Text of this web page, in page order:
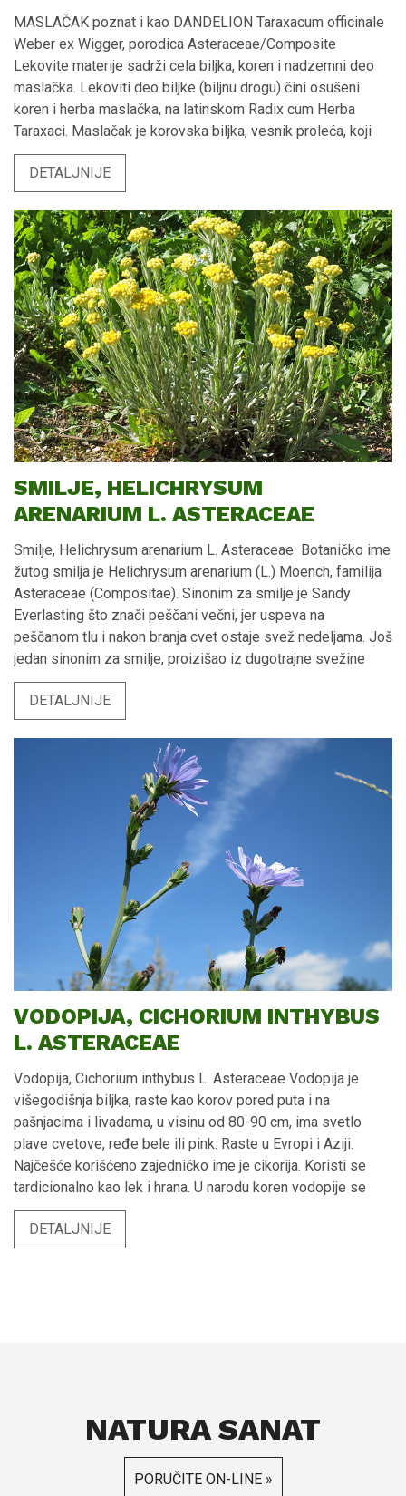
MASLAČAK poznat i kao DANDELION Taraxacum officinale Weber ex Wigger, porodica Asteraceae/Composite Lekovite materije sadrži cela biljka, koren i nadzemni deo maslačka. Lekoviti deo biljke (biljnu drogu) čini osušeni koren i herba maslačka, na latinskom Radix cum Herba Taraxaci. Maslačak je korovska biljka, vesnik proleća, koji stidljivo viri iz zemlje sa prvim suncem posle duge i hladne zime. Zbog svog prelepog žutog cveta, nalik suncu i okrenutom ka suncu, maslačak ne može ostati neprimećen, izaziva osmeh na licu i radost u duši. Maslačak je zeljasta biljka, vretenastog korena sa prizemnim nazubljenim listovima raspoređenim u obliku rozete i cevastom stabljikom na čijem se vrhu nalazi jarko žuti cvet okruglog oblika. Čitava biljka sadrži mlečni sok, emulziju belančevina i smole. Ovakvom obliku listova, maslačak duguje ime na engleskom dandelion, ili na francuskom dents-de-lion, što znači lavlji zubi. Koren je konusnog izgleda, često zakrivljen, koji se sužava, spolja braon boje. Koren glavni je braon ili žućkasto-bele boje. Listovi su bazalni. List je zelenkaste ili tamno zelene boje. Cvet je jarko žute ili bledo-žute boje. Maslačak je tradicionalna lekovita biljka za lečenje različitih poremećaja kao što su oboljenja jetre, poremećaji žučne kese, poremećaji digestivnog trakta, artritis, reumatske bolesti, dijabetes, povišene masnoće u krvi, i to zbog svojih anti-lipemik, anti-dijabetik, anti-artritis, anti-reumatik, anti-inflamatornih, anti-tumor, anti-kardioloških i hipoglikemijskih osobina. Evropski narodi biljne preparate Taraxaci radix cum herba tradicionalno koriste za ublažavanje simptoma vezanih za blage digestivne poremećaje kao što su osećaj punoće, nadimanje, sporo varenje, ili za povećanje količine urina radi postizanja efekta ispiranja, kao pomoćnog sredstva kod blažih urinarnih poremećaja. U tradicionalnoj Kineskoj medicini maslačak je označen kao neotrovna biljka sa posebnim vrednostima zbog njegovih holeretik (podstiče lučenje žuči), diuretik, antireumatik i antiinflamatornih osobina. U Kineskoj narodnoj medicini, maslačak se koristi kod akutnog mastitisa, urinarnih oboljenja i agalaktije, a u Indijskoj još i za lečenje hroničnih ulcera, tuberkuloze, nadutosti, žutice i kamena u žučnoj kesici. Koren maslačka pokazuje aktivnosti probiotika koje pomažu kod gastrointestinalnih poremećaja. Primena ekstrakta korena maslačka opravdana je kod bolova u želudcu, infekcija urinarnog trakta, nekih oboljenja jetre i žučne kesice. U narodnoj medicini, ekstrakt korena maslačka uzima se kod poremećaja protoka žuči, inflamacija u regionu eferentnog urinarnog trakta i dispepsije – bolova u želudcu. Takođe, kod hemoroida, kongestije portalnog sistema, gihta, reumatskih oboljenja, ekcema i drugih kožnih oboljenja. Lekovite materije maslačak imaju diuretički efekat i koristi se kao preventiva bubrežnog kamenca. Za izradu lekovitih preparat uglavnom se koristi usitnjeni osušeni koren maslačka sa herbom (nadzemni deo), sakupljen u proleće ili jesen, u vreme cvetanja biljke. Biljna droga je slabo gorkog ukusa. Koren i herba maslačka - Radix cum herba Taraxaci officinale Weber ex Wigg., (Dandelion root with herb), Asteraceae / Compositae Tradicionalna upotreba čaja korena sa herbom maslačka Priprema 1 šolje čaja (pojedinačna doza): Čaj dekokta: 3-4 g korena i herbe maslačka, preliti sa 200 mL ključale vode i ostaviti da stoji dok se ne prohladi. Čaj infuza: 4-10 g maslačka dodati u 200 mL vode i kuvati 10 minuta. Čaj maslačka kao dekokta ili infuza piti 3 puta dnevno. Tradicionalna primena čaja maslačka: Za stimulaciju sekrecije i protoka žuči Za stimulacija diureze - rada bubrega Protiv bolova u želudcu - kod dispepsije Lekovite materije biljne droge koren sa herbom maslačka – Materia medica Taraxacum officinale, radix cum herba Najvažnije bioaktivne materije dandeliona su flavanoidi kvercetin, hlorogenska kiselina, cikorijska kiselina, taraxasterol i seskviterpenski laktoni. Fitotosterol Taraxasterol glavna je lekovita materija maslačka i nalazi se u korenu biljke. Pokazuje osobine anti-hiperglikemika (smanjuje šećer) i anti-inflamatatora (protivupalno dejstvo). Seskviterpenski laktoni Tetrahidroridentin B, iz korena maslačka, pokazuje anti-inflamatorne i anti-mikrobne osobine. Polifenolne kiseline Kafeina kiselina, Horogenska kiselina, Kafeoilhina kiselina pokazuju anti-hiperholesterol osobine (smanjuju holetserol), anti-oksidativne i imunostimulatorne aktivnosti. Nalaze se u cvetu, listu, stabljici i korenu maslačka. Fenolna kiselina Cikorijska kiselina, jaki je antioksidans, sprečava agregaciju trombocita. Favonoidi Luteolin i njegov glikozid Luteolin 7-O-glucoside su antioksidansi. Sadrži ga cvet maslačka. Pored njega flavonoidi maslačka su umbelliferon skopoletin, esculetin. Seskviterpenski laktoni Taraxinic acid-β-D-glucopyranoside, (koren, list, stabljika), pokazuje anti-inflamatorne, anti-hiperglikemijske i anti-mikrobne osobine. Kvercetin (Quercetin) (flavonoid) jak je antioksidans, poboljšava mentalne aktivnosti. Štiti kardiovaskularni sitem od ateroskleroze. Nalazi se u korenu maslačka. Kemferol, fitomaterija iz grupe flavonoida pomaže zdravlju pankreasa. Nekoliko flavonoida ukjlučujući kvercetin, kafeina i hlorogensku kiselinu, luteolin i luteolin-7-glukozid izolovani su iz dandeliona (maslačka). Inulin, iz korena maslačka, pokazuje hipoglikemijske osobine. DEJSTVO MASLAČKA Brojni su publikovani naučni radovi koji dokazuju opravdanost primene ekstrakta maslačka kod masne jetre hiperlipidemije (povišenih masnoća u krvi) ateroskleroze (suženja krvnih sudova) šećerne bolesti digestivnih poremećaja MASLAČAK POMAŽE KOD MASNE JETRE (HEPATIČKA STEATOZA) Ekstrakt maslačka značajno redukuje taloženje lipida (masti) u jetri. Naučno je dokazan protektivni efekat ekstrakta maslačka kod visoko-masnom hranom izazvane steatoze jetre. Ekstrakt maslačka značajno smanjuje nivo triglicerida i ukupnog holesterola, insulina i nivo glukoze u serumu. Mehanizam dejstva objašnjen je kroz povećan nivo enzima AMP piruvat kinaze u jetri i mišićima. Preko povećane aktivnosti AMP piruvat kinaze pojačana je mišićna( funkcija i funkcije jetre čime ekstrakt maslačka signifikatno redukuje akumulaciju lipida u jetri. Nealkoholna masna jetra (NAFLD) je metabolički sindrom karakterističan po abnormalnim lipidnim formacijama u hepatocitima, bez preteranog unosa alkohola. NAFLD se vezuje za gojaznost i poremećaj ishrane. Primarni problem NAFLD je poremećaj metabolizma glukoze, poremećaj imunog odgovora, inflamatorni odgovor i insulin rezistencija koja proizvodi povišenu lipogenezu (stvaranje) slobodnih masnih kiselina i akumulaciju masti u hepatocitima. Pojačan unos masne hrane povećava koncentraciju slobodnih masnih kiselina u krvi što dovodi do povećane proizvodnje triglicerida koji se taložeu jetri. Lipidna akumulacija u jetri izaziva bolest poznatu kao steatoza ili masna jetra. Nakon unosa ekstrakta dandeliona (maslačka) smanjene su vrednosti enzima jetre transaminaza (AST, ALT, GGT), koji su inače laboratorijski parametar za poremećaj jetrinih funkcija, uključujući i steatozu. EKSTRAKT MASLAČKA PROTIV GOJAZNOSTI Ekstrakt maslačka dovodi do gubljenja kilograma, smanjuje telesnu masu. MASLAČAK POMAŽE KOD ATEROSKLEROZE – SUŽENJA KRVNIH SUDOVA Naučno je dokazan protektivni efekat ekstrakta dandelion lista i korena na razvoj ateroskleroze evaluacijom odgovora antioksidativnih enzima i lipidnog profila nakon lečenja ekstraktom maslačka. Utvrđen je hipolipidemijski i antioksidativni efekat. Ekstrakt korena i lista maslačka štite od oksidativnog stresa povezanog sa aterosklerozom i smanjuju aterogeni index. Ekstrakt maslačka redukuje stepen (obim) ateroskleroze redukcijom oksidativnog stresa i smanjenjem serum triglicerida, ukupnog holesterola, LDL-holesterola i porastom HDL-holesterola. Maslačak je koristan u prevenciji hiperholesterol ateroskleroze i redukciji aterogenog indexa kao rizičnih faktora za pojavu srčane koronarne bolesti. Prirodni antioksidansi poreklom iz maslačka (kvercetin, taraxasterol, polifenolne kiseline) štite od oksidacije lošeg LDL holesterola. Ekstrakt maslačka doprinosi zdravlju i kroz prevenciju oštećenja organa usled biološke degeneracije. Antioksidansi suprimiraju pojavu i razvoj ateroskleroze i ateroskleroznih lezija – ateroma. Fitomolekule flavonoidi i polifenoli maslačka naučnim i tradicionalnim putem dokazano pokazuju dejstvo antioksidansa. Ove molekule smanjuju nivo holesterola u krvotoku, i plus sa osobinama antioksidansa efikasne su u prevenciji nastanka i razvoja ateroskleroze. Maslačak redukuje razvoj ateroskleroze. Hiperholesterol ateroskleroza povezana je sa porastom nivoa kiseoničnih radikala, koji dokazano produkuju lezije endotela arterija. Lezija endotela arterija kritičan je inicajlni događaj u razvoju ateroskleroze. Maslačak sprečava pojavu lezije na endotelnim ćelijama zida krvnog suda arterije kao posledicu dejstva oksidisanih slobodnih radikala kroz njegove antioksidans osobine. Redukcija stepena ateroskleroze povezuje se i sa osobinama maslačka kao hipolipidemika. Maslačak se upotrebljava u narodnoj medicini za lečenje inflamacija (upala) i ateroskleroze. Naučnici su istraživanjima utvrdili uticaj visokomasne hrane na zid aorte. Preteranim unosom masne hrane pojavljuje se tanak sloj masnih naslaga na zidu aorte – ateroskleroznih lezija što je tipično za aterosklerozu. Formiranje ovih ateroskleroznih lezija značajno opada unosom ekstrakta korena ili herbe maslačka. Ekstrakt maslačka sprečava agregaciju trombocita, odnosno sprečava pojavu tromba, pokazuje osobine antikoagulansa i antioksidansa, i time štiti od kardiovaskularnih bolesti. MASLAČAK SMANJUJE HOLESTEROL I TRIGLICERIDE Lečenje ekstraktom dandelion lista i korena rezultiralo je smanjenjem nivoa plazma enzima i vrednosti holesterola i triglicerida u krvi. Ekstrakt prevenira ne samo aterogeni index, koji je prepoznat kao bolji arterosklerozni marker neg
DETALJNIJE
SMILJE, HELICHRYSUM
ARENARIUM L. ASTERACEAE
Smilje, Helichrysum arenarium L. Asteraceae Botaničko ime žutog smilja je Helichrysum arenarium (L.) Moench, familija Asteraceae (Compositae). Sinonim za smilje je Sandy Everlasting što znači peščani večni, jer uspeva na peščanom tlu i nakon branja cvet ostaje svež nedeljama. Još jedan sinonim za smilje, proizišao iz dugotrajne svežine ubranog cveta je Immortelle, što znači besmrtni. U drevnim vremenima Rimski imperatori stavljali su oko glave venac od cvasti smilja kao oreol, zbog dugotrajne svežine i lepote cveta smilja. Smilje je eliksir mladosti i protiv starenja je pa eterično ulje smilja ulazi u sastav anti-age programa. Današnja farmaceutska, kozmetička i industrija parfema jako su zainteresovane za Helichrysum vrste zbog specifičnih aroma i sastava esencijalnih ulja. Kao lek koristi se vrsta Helichrysum arenarium, dok se druga vrsta Helichrysum italicum uglavnom koristi u kozmetičkoj iindustriji i industriji parfema zbog svog kvalitetnog i mirisnog etarskog ulja. Datiraju podaci da se Helichrysum vrsta upotrebljava u narodnoj medicini najmanje 2000 godina. Lekoviti deo smilja (biljnu drogu), čini osušene cvasti smilja, Flores Helichrysi arenarii, sakupljene u fazi pre punog otvaranja cveta. Suši se na sobnoj temperaturi u hladu, na suvom i dobro provetrenom mestu, zaštićeno od vlage. Morfološke karakteristike smilja Smilje je višegodišnja zeljasta biljka visine 20-35 (50) cm. Stabljika je uspravna, belo vunasto dlakava sa mnogo listova. Listovi su celi, sivo pustenasto dlakavi, u donjem delu stabljike duguljasto-lopatičasti, u gornjem linearno-lancetasti. Glavice su sitne, u gustim, terminalnim gronjama. Cvetovi su u zlatnožutim mnogobrojnim korpicama, skupljene u guste metlice. Cvetovi su limun žuti ili zlatnožuti. Smilje raste divlje ili se gaji u stepskim i peščarskim predelima, na peskovitim i suvim mestima. Raste u stepskim i peščarskim predelima Evrope, u podunavskim peščarama severne i istočne Srbije, u Deliblatskoj peščari i na peskovitim i suvim mestima. Najveći snabdevač cvasti smilja je Poljska, Rusija, Ukrajina, Litvanija. Lekovite materije cvasti smilja - Materia Medica Flores Helichrysi arenarii Fitomaterije cvasti smilja dominantno su fenoli i flavonoidi. Flavonoidi su najvažnije lekovite materije cvasti smilja. Sadrži tri vrste flavonoida i to flavanone, flavone i flavonole (naringenin, salipurpozid, izosalipurpozid, luteolin, kemferol, apigenin), ftalide, kumarine (skopoletin, umbeliferon, eskuletin), fitosterole (kampesterol, β-sitosterol), fenolne biljne kiseline kafenu, hlorogensku i ferulnu, derivate piranona (žuto obojeni arenol i homoarenol), polisaharide, karotenoide, tanine. Sadrži malu količinu etarskog ulja gde su glavni sastojci zasićene masne kiseline palmitinska, laurinska i miristinska. Iz grupe terpena etarsko ulje sadrži kariofilene i pinone, heneikozanom, linalol, α-terpineolom, anetolom, timol, karvakrol. Kvalitet cvasti smilja – standardizacija biljne droge cvasti smilja Ruska farmakopeja je postavila standard za kvalitet cvasti smilja koji je uslov za lekovito dejstvo. Meri se količina ukupnih flavonoida kojih cvasti smilja treba da sadrže najmanje 6 %. Primena i dejstvo cvasti smilja Cavsti smilja Helichrysum arenarium poseduju široki raspon farmakoloških aktivnosti kao što su holagog i holeretik, aktivnosti antioksidansa, antimikrobna dejstva, antiaterosklerotična (protiv zakrčenja/suženja arterija), antiproliferativna (protiv rasta ćelija tumora), antidijabetska, neuroprotektivna, antiinflamatorna, citotoksična. Postoje podaci da se u narodnoj medicini cvasti smilja koriste za lečenje poremećaja žučne kese i želuca, cistitisa i artritisa. Cvasti žutog smilja koriste se u narodnoj medicini Evropskih naroda za lečenje bolesti jetre i žučne kese. U narodnoj medicini ekstrakt cvasti smilja Helichrysum arenarium koriste se kao holagog, holeretik, hepatroptektiv i duretik. Cvast smilja podstiče izlučivanje i protok žuči (holagog i holeretik dejstvo), povećava otpornost zida ćelija jetre na toksine i spoljašnje agense (hepatoprotektivno dejstvo). Pokazuje inhibitorno dejstvo na razvoj tumora. Ekstrakt cvasti smilja koristi se kao biljni lek za detoksikaciju organizma. U tradicionalnoj medicini koristi se kao i kao diuretik. Biljna droga sadrži i gorke sastojke koji mogu da unaprede sekreciju želuca i pankreasa. Nalazi primenu i kao spazmolitik - dovodi do opuštanja mišića digestivnog sistema, pomaže kod hroničnog holecistitisa (upala žučne kesice) i grčeva žučne kesice. U narodnoj medicini primena cvasti smilja indikovana je i kod slabog varenja (indigestije). Koristi se kao tradicionalni biljni lek za ublažavanje simptoma blagih digestivnih poremećaja kao što su nadimanje i povećano stvaranje gasova, osećaj punoće. Cvasti smilja se u zvaničnoj medicini koriste u lečenju stomačnih nelagodnosti i bolova (dispepsija). Tradicionalno je u primeni kao biljni antibiotik i kao antifugalni preparat. Dejstva antibiotika su dokazana savremenim naučnim metodama na bakterijama stafilokokama i streptokokama. U Rusiji smilje je od davnina visoko cenjena lekovita biljka za lečenje jetre. Koliko je u Rusiji smilje značajna lekovita biljka za jetru govori činjenica da je Ruska farmakopeja, inače propis o lekovima, kategorisala cvasti smilja kao lek i odobrila ekstrakt cvasti smilja kao lek za lečenje jetre još pre 100 godina. Ekstrakt cvasti smilja upotrebljava se za stimulaciju lučenja žuči pa je pogodan za osobe sa slabim varenjem. Ekstrakt širi žučne kanale i relaksira otvor žučne kese pa je protok i izlučivanje žuči u digestivi sistem veći. Ovo je jedan od načina za ispoljavanje dejtsva detoksikansa cvasti smilja. Žuč sa sobom nosi i toksine. Antioksidans dejstvo cvasti smilja Fitomaterije flavonoidi i fenoli pokazuju antioksidans dejstvo. Cvasti smilja jsu bogate flavonoidima i fenolima. Preventivnim uzimanjem ekstrakta cvasti smilja, sprečava se stvaranje slobodnih radikala u našem organizmu što je antioksidans dejstvo. Preparati cvast smilja neutrališu već nastale reaktivne oksidisane produkte i slobodne radikale i sprčavaju pojavu posledičnih bolesti ili njihov razvoj. Ekstrakt cvasti smilja deluje kao antioksidans, što je dokazano naučnim metodama. Ekstrakt cvasti smilja može da odloži progresiju hronične bolesti kao posledicu formiranja i aktivnosti reaktivnih oksidisanih produkata i slobodnih radikala, kao što su tumor, kancer, ateroskleroza. Flavonoidi i fenolne biljne kiseline cvasti smilja pokazuju antioksidans osobine, što znači da sprečavaju nastanak slobodnih radikala. Pokazuju i antikancerogeno dejstvo jer vrše neutralizaciju nastalih slobodnih radikala u našem organizmu. Citotoksično (antikancerogeno) dejstvo, odnosno neutralizacija slobodnih radikala Helichrysum vrsta dokazano je savremenim naučnim putem. Hvatanje slobodnih radikala ekstrakta Helichrysum vrsta dokazan je eksperimentom na slobodnim radikalima. Utvrđeno je da je sadržaj ukupnih flavonoida u ekstraktu cvasti smilja u obrnutoj korelaciji sa aktivnostima slobodnih radikala, što znači da cvasti smilja momentalno eliminišu slobodne radikale. Citototksično dejstvo ekstrakta cvasti smilja dokazan je na 3 linije humanih kancer ćelija (PC3, HeLa, K562). Citotoksična aktivnost ekstrakta protiv ćelija kancera u pozitivnoj korelaciji je sa njegovom antiradikal aktivnosti. Što je veći sadržaj flavonoida u cvasti smilja to je citotoksično desjtvo i dejstvo antioksidansa veće. Sposbnost otpuštanja protona merilo je primarne antioksidans aktivnosti. Antioksidansi iz cvasti smilja doniraju proton slobodnim radikalima čime ih neutrališu, dajući netoksična jedinjenja i time inhibišu razvojne faze tumora. Flavonoidi iz cvasti smilja (Helichrysum arenarium Fores) su istovremeno i elektron donori i time redukuju oksidisane produkte u našem telu dajući neutralne molekule, zbog čega su sekundarni antioksidansi. Deluju kao primarni i sekundarni antioksidansi, hvataju slobodne radikale i time preveniraju bolesti kao posledice oksidativnog stresa odnosno reaktivnih oksidisanih produkata i slobodnih radikala, bolesti poput tumora, kancera ili ateroskleroze. Ekstrakt cvasti žutog smilja koristi se kao antioksidansi kod bolesti izazvanih oksidativnim stresom (slobodnim radikalima). Cvast smilja sprečava oksidaciju bioloških humanih materija koje bi u formi oksidisanih proizvoda i slobodnih radikala izazvale bolest. Na primer, sprečava oksidaciju lošeg holesterola i formiranje slobodnih radikala LDL-lošeg holesterola, koji je inicijator ateroskleroze. Dejstvo Ekstrakta cvasti žutog smilja Ekstrakt cvasti smilja, Extractum Flores Helichrysum arenarium, koristi se protiv hronične inflamatorne bolesti jetre, žučne kese i žučnih puteva, kao što su holecistitis, holangitis, hepatoholecistitis i kod bilijarne diskinezije (sporo kretanje žuči). Farmakološka dejstva ekstrakta cvasti smilja: holeretik - stimulator sekrecije žuči, holagog - ubrzava protok žuči, antiinflamtorna - protivupalna dejstva, antibakterijska dejstva, spazmolitik dejstva i dejstvo zaceljivanja rana i ranica, povećava sadržaj bilirubina, povećava tonus žučne kese, izluzčivanje žuči i promoviše varenje, relaksira sfintere (otvor) žučne kese i širi žučne puteve, menja viskozitet i hemijski sastav žuči, stimuliše sekreciju želudačnog soka i usporava njegovu evakuaciju iz stomaka i intestinuma čime poboljšava varenje, aktivira egzokrine osobine pankreasa – podstiče lučenje pankreasnih sokova, širi krvne sudove crevnog sistema za varenje - intestinuma dovodi do eliminacije holesterola i triglicerida pomaže kod masne jetre antibakterijsko dejstvo prema gram pozitivnim bakterijama. detoksikans jetre kod akutnog pijanstva Pronađite ekstrakt cvasti smilja u apotekama Cvasti smilja ulaze u sastav biljnog tečnog ekstarkta Holescin biljne kapi, koji se može nabaviti u svim apotekama i u bolje snabdevenim prodavnicama zdrave hrane! Nema potrebe da sami pripremate ekstrakt, dovoljno je da nabavite suplement Holescin i nabav
DETALJNIJE
VODOPIJA, CICHORIUM INTHYBUS
L. ASTERACEAE
Vodopija, Cichorium inthybus L. Asteraceae Vodopija je
višegodišnja biljka, raste kao korov pored puta i na
pašnjacima i livadama, u visinu od 80-90 cm, ima svetlo
plave cvetove, ređe bele ili pink. Raste u Evropi i Aziji.
Najčešće korišćeno zajedničko ime je cikorija. Koristi se
tardicionalno kao lek i hrana. U narodu koren vodopije se
koristi kao zamena za kafu. Lekoviti deo biljke (biljnu drogu)
čini osušeni koren ili herba. Koren vodopije - Cichorium
inthybus radix Lekovite materije biljne droge korena
U narodnoj medicini biljna droga koren vodopije koristi se za
DETALJNIJE
NATURA SANAT
PORUČITE ON-LINE »